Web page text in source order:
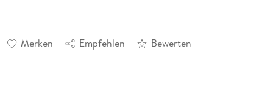
Merken Empfehlen Bewerten